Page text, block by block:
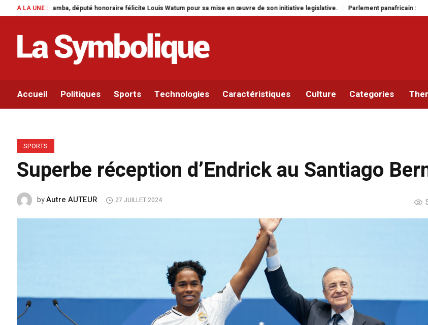
A LA UNE :
félicite Louis Watum pour sa mise en œuvre de son initiative legislative. Parlement panafricain : à Johannesburg, Aimé Boji Sangara
Accueil Politiques Sports Technologies Caractéristiques Culture Categories
SPORTS
Superbe réception d’Endrick au Santiago
byAutre AUTEUR 27 JUILLET 2024